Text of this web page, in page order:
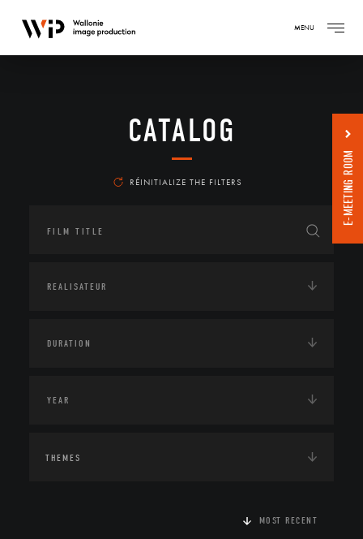
MENU
CATALOG
RÉINITIALIZE THE FILTERS
THEMES
MOST RECENT
E-MEETING ROOM